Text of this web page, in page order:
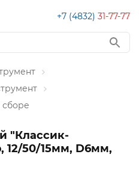
+7 (4832) 31-77-77
сборе
"Классик-
12/50/15мм, D6мм,